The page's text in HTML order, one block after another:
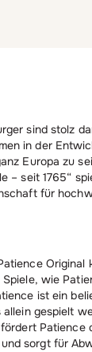
sind stolz
in der
Europa zu
– seit 1765“
für
Original
wie
ist ein
gespielt
Patience
sorgt für